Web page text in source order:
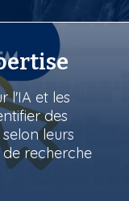
l'IA et les
des
leurs
recherche